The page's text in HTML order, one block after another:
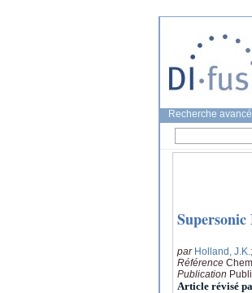
Recherche
par Holland, J.K.
Référence
Publication
Article révisé